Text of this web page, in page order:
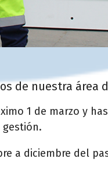
de nuestra área
1 de marzo y
a diciembre del